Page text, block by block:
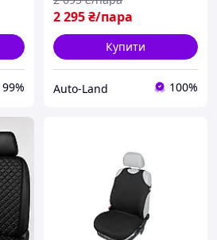
99%
2 295₴/пара
Купити
Auto-Land 100%